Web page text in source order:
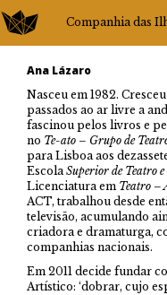
Companhia das
Ana Lázaro
Nasceu em 1982.
passados ao ar livre a
fascinou pelos livros e
no Te-ato – Grupo de
para Lisboa aos
EscolaSuperior de Teatro
Licenciatura em Teatro –
ACT, trabalhou desde
televisão, acumulando
criadora e dramaturga,
companhias nacionais.
Em 2011 decide fundar
Artístico: ‘dobrar, cujo